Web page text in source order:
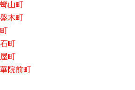
山町
木町
町
町
院前町